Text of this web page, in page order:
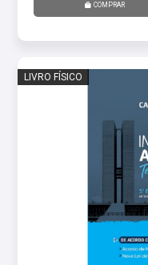
COMPRAR
LIVRO FÍSICO